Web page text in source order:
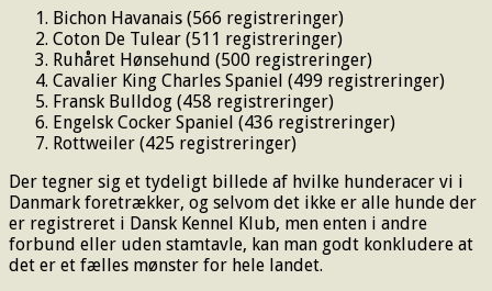
Bichon Havanais (566 registreringer)
Coton De Tulear (511 registreringer)
Ruhåret Hønsehund (500 registreringer)
Cavalier King Charles Spaniel (499 registreringer)
Fransk Bulldog (458 registreringer)
Engelsk Cocker Spaniel (436 registreringer)
Rottweiler (425 registreringer)
Der tegner sig et tydeligt billede af hvilke hunderacer vi i
Danmark foretrækker, og selvom det ikke er alle hunde der
er registreret i Dansk Kennel Klub, men enten i andre
forbund eller uden stamtavle, kan man godt konkludere at
det er et fælles mønster for hele landet.